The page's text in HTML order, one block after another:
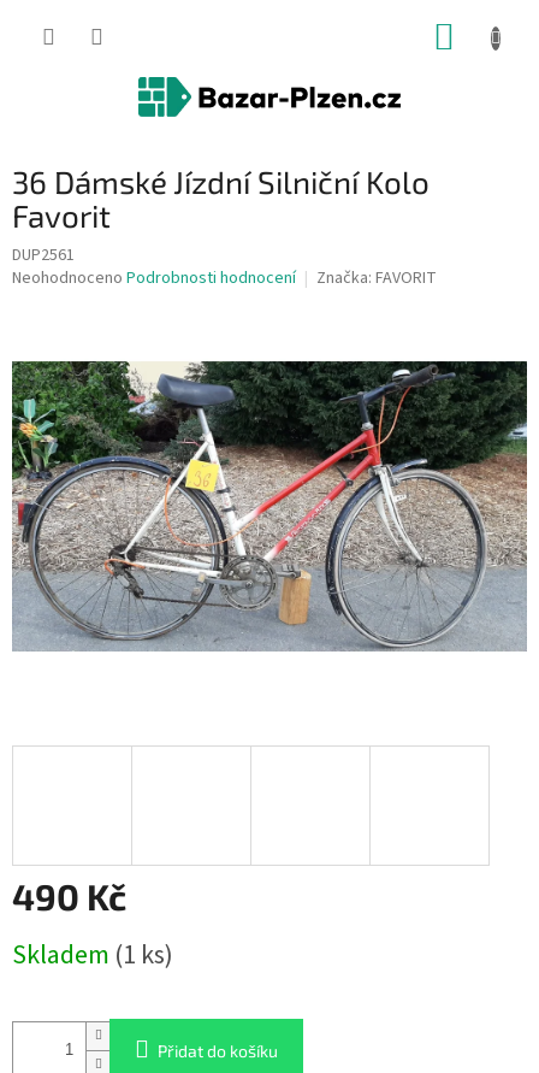
36 Dámské Jízdní Silniční Kolo
Favorit
DUP2561
Průměrné
0,0
z
5
hvězdiček.
Neohodnoceno Podrobnosti hodnocení Značka: FAVORIT
490 Kč
cena:
Skladem (1 ks)
Přidat do košíku